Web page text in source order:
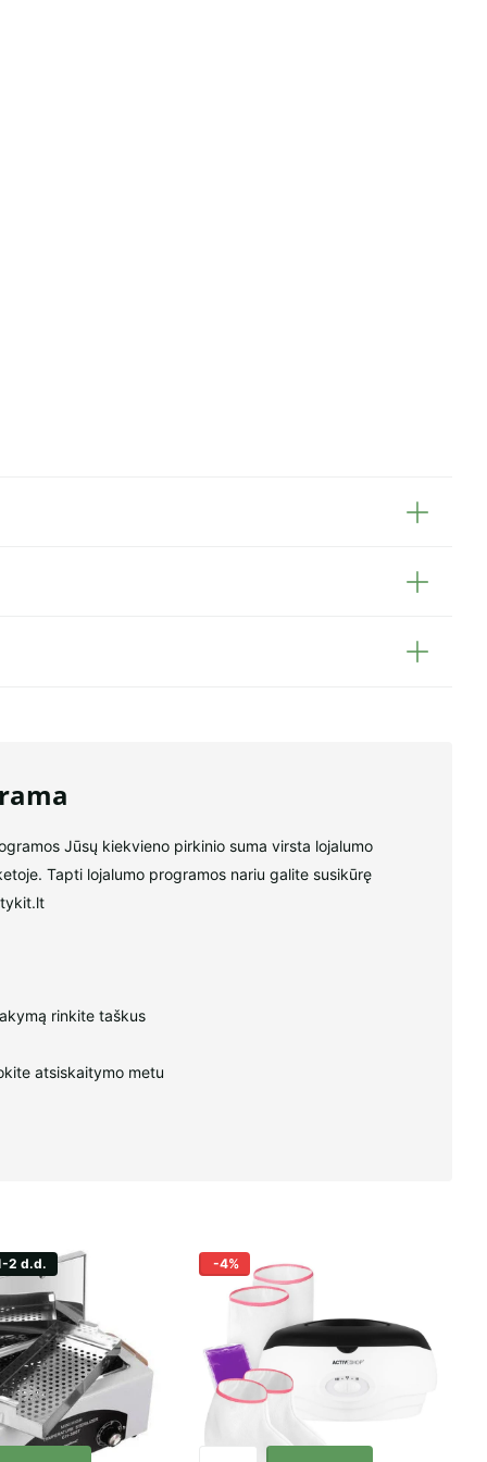
Jūsų kiekvieno pirkinio suma virsta lojalumo
Tapti lojalumo programos nariu galite susikūrę
rinkite taškus
atsiskaitymo metu
2 d.d. -4%